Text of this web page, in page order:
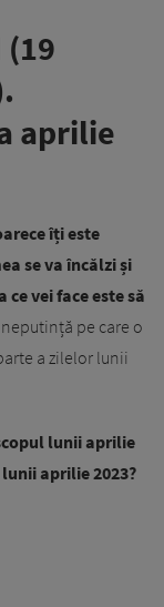
(19
aprilie
îți este
se va încălzi și
vei face este să
pe care o
a zilelor lunii
lunii aprilie
aprilie 2023?